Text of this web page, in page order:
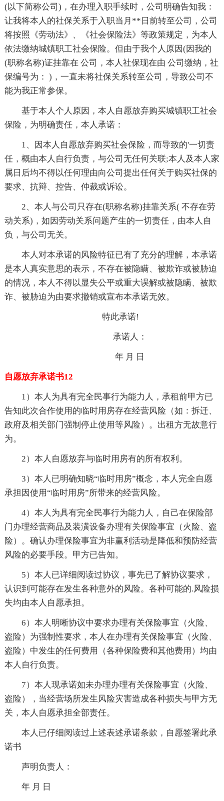
(以下简称公司)，在办理入职手续时，公司明确告知我：
让我将本人的社保关系于入职当月**日前转至公司，公司
将按照《劳动法》、《社会保险法》等政策规定，为本人
依法缴纳城镇职工社会保险。但由于我个人原因(因我的
(职称名称)证挂靠在 公司，本人社保现在由 公司缴纳，社
保编号为： )，一直未将社保关系转至公司，导致公司不
能为我正常参保。
基于本人个人原因，本人自愿放弃购买城镇职工社会
保险，为明确责任，本人承诺：
1、因本人自愿放弃购买社会保险，而导致的'一切责
任，概由本人自行负责，与公司无任何关联;本人及本人家
属日后均不得以任何理由向公司提出任何关于购买社保的
要求、抗辩、控告、仲裁或诉讼。
2、本人与公司只存在(职称名称)挂靠关系( 不存在劳
动关系)，如因劳动关系问题产生的一切责任，由本人自
负，与公司无关。
本人对本承诺的风险特征已有了充分的理解，本承诺
是本人真实意思的表示，不存在被隐瞒、被欺诈或被胁迫
的情况，本人不得以显失公平或重大误解或被隐瞒、被欺
诈、被胁迫为由要求撤销或宣布本承诺无效。
特此承诺!
承诺人：
年 月 日
自愿放弃承诺书12
1）本人为具有完全民事行为能力人，承租前甲方已
告知此次合作使用的临时用房存在经营风险（如：拆迁、
政府及相关部门强制停止使用等风险）。出租方无故意行
为。
2）本人自愿放弃与临时用房有的所有权利。
3）本人已明确知晓“临时用房”概念，本人完全自愿
承担因使用“临时用房”所带来的经营风险。
4）本人为具有完全民事行为能力人，自己在保险部
门办理经营商品及装潢设备办理有关保险事宜（火险、盗
险）。确认办理保险事宜为非赢利活动是降低和预防经营
风险的必要手段。甲方已告知。
5）本人已详细阅读过协议，事先已了解协议要求，
认识到可能存在发生各种意外的风险。各种可能的.风险损
失均由本人自愿承担。
6）本人明晰协议中要求办理有关保险事宜（火险、
盗险）为强制性要求，本人在办理有关保险事宜（火险、
盗险）中发生的任何费用（各种保险费和其他费用）均由
本人自行负责。
7）本人现承诺如未办理办理有关保险事宜（火险、
盗险），当经营场所发生风险灾害造成各种损失与甲方无
关，本人自愿承担全部责任。
本人已仔细阅读过上述表述承诺条款，自愿签署此承
诺书
声明负责人：
年 月 日